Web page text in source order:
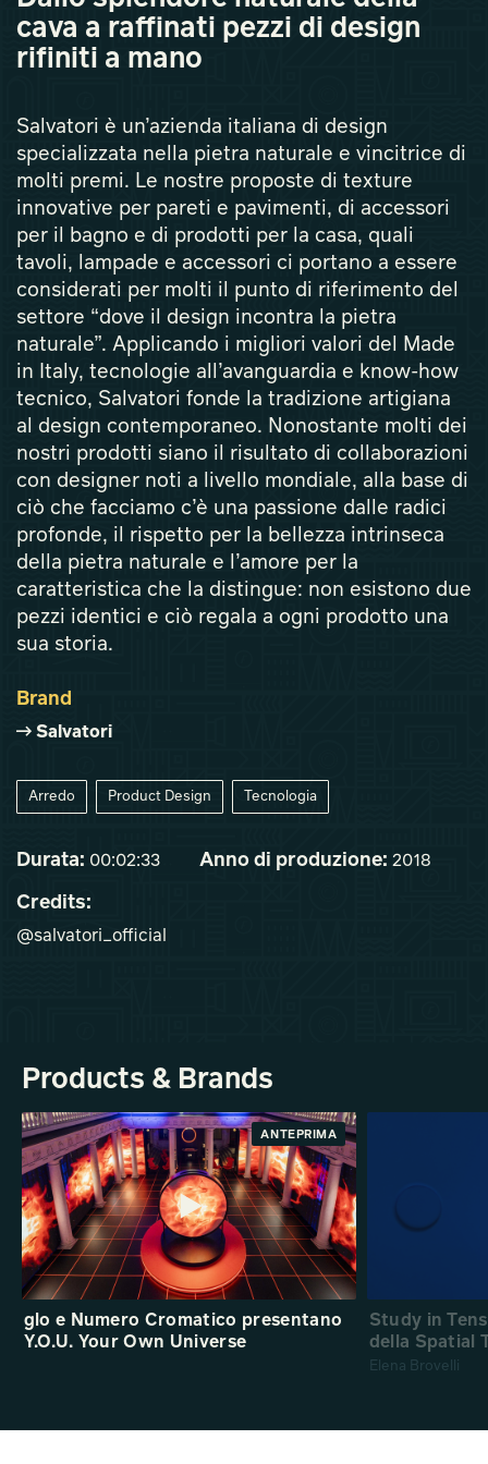
cava a raffinati pezzi di design
rifiniti a mano
Salvatori è un’azienda italiana di design
specializzata nella pietra naturale e vincitrice di
molti premi. Le nostre proposte di texture
innovative per pareti e pavimenti, di accessori
per il bagno e di prodotti per la casa, quali
tavoli, lampade e accessori ci portano a essere
considerati per molti il punto di riferimento del
settore “dove il design incontra la pietra
naturale”. Applicando i migliori valori del Made
in Italy, tecnologie all’avanguardia e know-how
tecnico, Salvatori fonde la tradizione artigiana
al design contemporaneo. Nonostante molti dei
nostri prodotti siano il risultato di collaborazioni
con designer noti a livello mondiale, alla base di
ciò che facciamo c’è una passione dalle radici
profonde, il rispetto per la bellezza intrinseca
della pietra naturale e l’amore per la
caratteristica che la distingue: non esistono due
pezzi identici e ciò regala a ogni prodotto una
sua storia.
Brand
Salvatori
Arredo Product Design Tecnologia
Durata: 00:02:33 Anno di produzione: 2018
Credits:
@salvatori_official
Products & Brands
ANTEPRIMA
glo e Numero Cromatico presentano
Y.O.U. Your Own Universe
Study in
della Spatial
Elena Brovelli